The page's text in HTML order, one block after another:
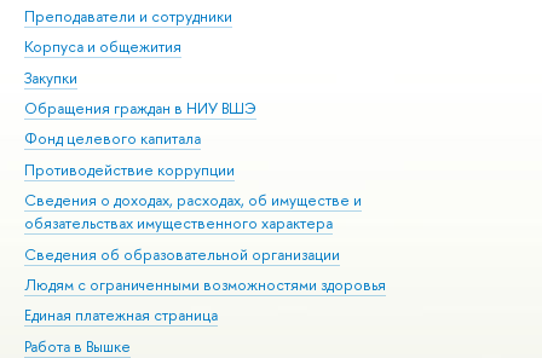
Преподаватели и сотрудники
Корпуса и общежития
Закупки
Обращения граждан в НИУ ВШЭ
Фонд целевого капитала
Противодействие коррупции
Сведения о доходах, расходах, об имуществе и
обязательствах имущественного характера
Сведения об образовательной организации
Людям с ограниченными возможностями здоровья
Единая платежная страница
Работа в Вышке